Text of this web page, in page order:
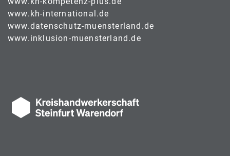
www.kh-international.de
www.datenschutz-muensterland.de
www.inklusion-muensterland.de